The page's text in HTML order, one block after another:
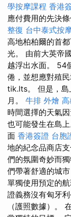
學按摩課程 香港
應付費用的先決條
整復 台中泰式按
高地柏柏爾的首
光。 由前大英帝
越浮出水面。 54
倦，並想應對殖
tik.lts。 但是，島
月。 牛排 外燴
時間選擇的天氣因
也可能發生在島上
面 香港簽證 台胞
地的紀念品商店支
們的氛圍奇妙而獨
們帶著舒適的城
單獨使用預定的
證義務沒有匈牙
（護照數據）。